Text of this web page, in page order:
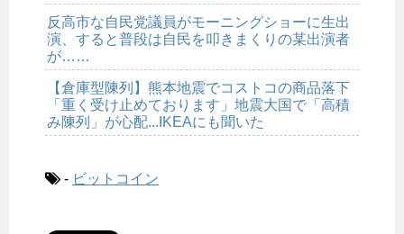
反高市な自民党議員がモーニングショーに生出
演、すると普段は自民を叩きまくりの某出演者
が……
【倉庫型陳列】熊本地震でコストコの商品落下
「重く受け止めております」地震大国で「高積
み陳列」が心配...IKEAにも聞いた
- ビットコイン